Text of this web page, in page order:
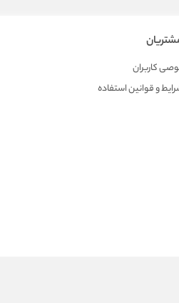
کاربران
و قوانین استفاده